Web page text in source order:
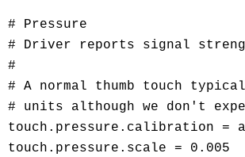
# Pressure
# Driver reports signal
#
# A normal thumb touch
# units although we don't
touch.pressure.calibration =
touch.pressure.scale = 0.005